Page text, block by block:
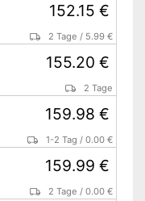
152.15 €
2 Tage / 5.99 €
155.20 €
2 Tage
159.98 €
1-2 Tag /0.00 €
159.99 €
2 Tage /0.00 €